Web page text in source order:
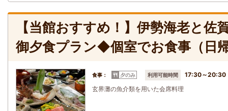
【当館おすすめ！】伊勢海老と佐
御夕食プラン◆個室でお食事（日
食事： 夕のみ 利用可能時間
17:30～20:30
玄界灘の魚介類を用いた会席料理